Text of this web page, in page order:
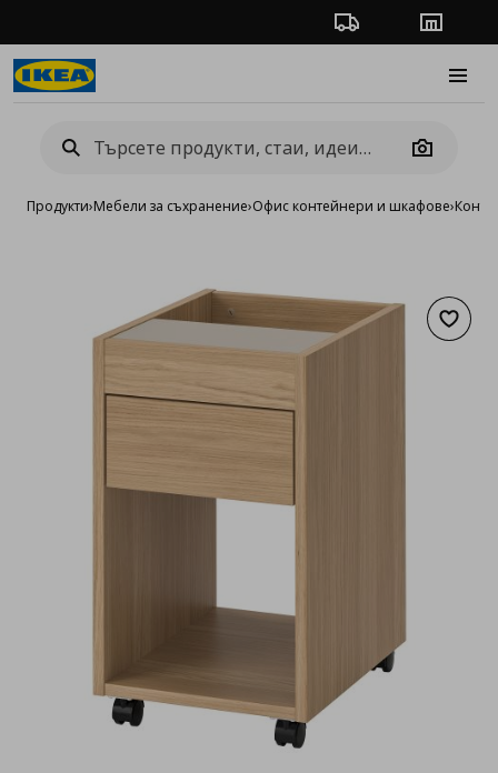
Проследяване на
Camera
Продукти›Мебели за съхранение›Офис контейнери и шкафове›